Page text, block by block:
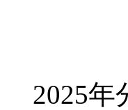
2025年